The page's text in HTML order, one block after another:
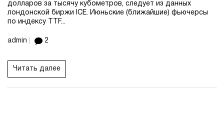
долларов за тысячу кубометров, следует из данных
лондонской биржи ICE. Июньские (ближайшие) фьючерсы
по индексу TTF...
admin 2
Читать далее